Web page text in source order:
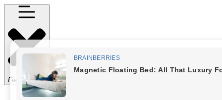
Fechar Menu